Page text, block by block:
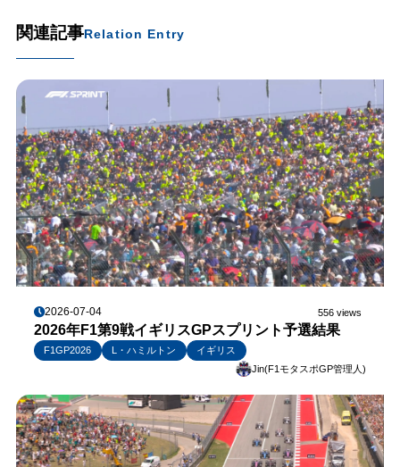
関連記事Relation Entry
2026-07-04 556 views
2026年F1第9戦イギリスGPスプリント予選結果
F1GP2026 L・ハミルトン
イギリス
Jin(F1モタスポGP管理人)